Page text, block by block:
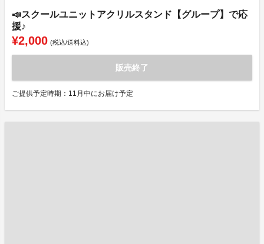
📣スクールユニットアクリルスタンド【グループ】で応
援♪
¥2,000 (税込/送料込)
販売終了
ご提供予定時期：11月中にお届け予定